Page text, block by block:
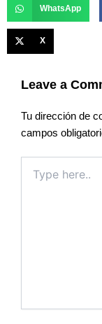
WhatsApp
X
Leave a
Tu dirección de
campos
here..